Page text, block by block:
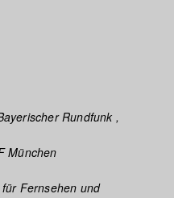
Rundfunk ,
München
Fernsehen und